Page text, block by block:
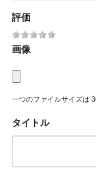
評価
画像
一つのファイルサイズは
タイトル